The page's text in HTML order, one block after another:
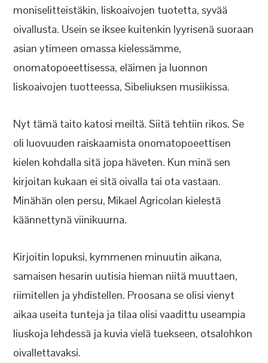
moniselitteistäkin, liskoaivojen tuotetta, syvää
oivallusta. Usein se iksee kuitenkin lyyrisenä suoraan
asian ytimeen omassa kielessämme,
onomatopoeettisessa, eläimen ja luonnon
liskoaivojen tuotteessa, Sibeliuksen musiikissa.
Nyt tämä taito katosi meiltä. Siitä tehtiin rikos. Se
oli luovuuden raiskaamista onomatopoeettisen
kielen kohdalla sitä jopa häveten. Kun minä sen
kirjoitan kukaan ei sitä oivalla tai ota vastaan.
Minähän olen persu, Mikael Agricolan kielestä
käännettynä viinikuurna.
Kirjoitin lopuksi, kymmenen minuutin aikana,
samaisen hesarin uutisia hieman niitä muuttaen,
riimitellen ja yhdistellen. Proosana se olisi vienyt
aikaa useita tunteja ja tilaa olisi vaadittu useampia
liuskoja lehdessä ja kuvia vielä tuekseen, otsalohkon
oivallettavaksi.